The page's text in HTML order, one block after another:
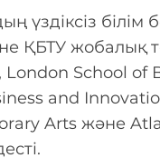
үздіксіз білім
ҚБТУ жобалық
School of
and
Arts және